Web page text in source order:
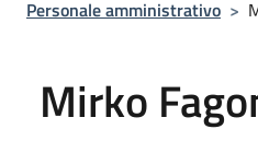
Personale amministrativo >
Mirko